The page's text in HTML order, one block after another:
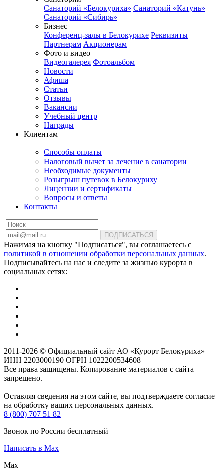
Санаторий «Белокуриха» Санаторий «Катунь»
Санаторий «Сибирь»
Бизнес
Конференц-залы в Белокурихе Реквизиты
Партнерам Акционерам
Фото и видео
Видеогалерея Фотоальбом
Новости
Афиша
Статьи
Отзывы
Вакансии
Учебный центр
Награды
Клиентам
Способы оплаты
Налоговый вычет за лечение в санатории
Необходимые документы
Розыгрыш путевок в Белокуриху
Лицензии и сертификаты
Вопросы и ответы
Контакты
ПОДПИСАТЬСЯ
Нажимая на кнопку "Подписаться", вы соглашаетесь с
политикой в отношении обработки персональных данных.
Подписывайтесь на нас и следите за жизнью курорта в
социальных сетях:
2011-2026 © Официальный сайт АО «Курорт Белокуриха»
ИНН 2203000190 ОГРН 1022200534608
Все права защищены. Копирование материалов с сайта
запрещено.
Оставляя сведения на этом сайте, вы подтверждаете согласие
на обработку ваших персональных данных.
8 (800) 707 51 82
Звонок по России бесплатный
Написать в Max
Max